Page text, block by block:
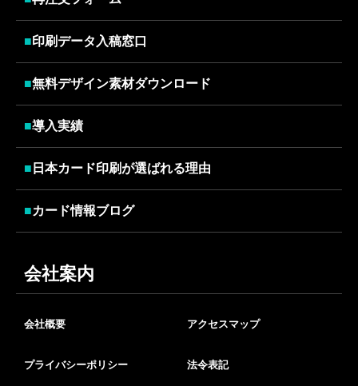
■印刷データ入稿窓口
■無料デザイン素材ダウンロード
■導入実績
■ 日本カード印刷が選ばれる理由
■カード情報ブログ
会社案内
会社概要 アクセスマップ
プライバシーポリシー 法令表記